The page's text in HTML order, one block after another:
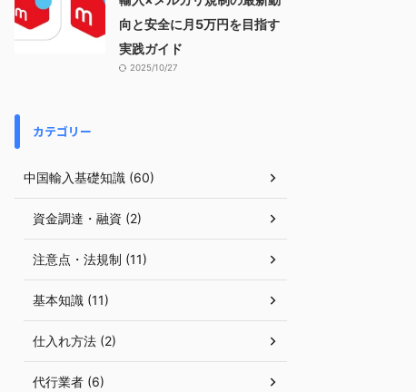
向と安全に月5万円を目指す
実践ガイド
2025/10/27
カテゴリー
中国輸入基礎知識 (60)
資金調達・融資 (2)
注意点・法規制 (11)
基本知識 (11)
仕入れ方法 (2)
代行業者 (6)